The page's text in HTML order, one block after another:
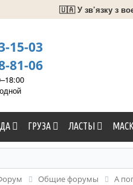
🇺🇦 У зв’язку з
15-03
81-06
ГРУЗА ЛАСТЫ
Общие форумы А